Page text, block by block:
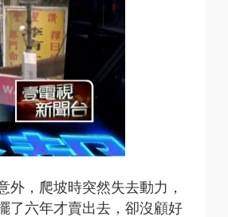
，爬坡時突然失去動力，
了六年才賣出去，卻沒顧好